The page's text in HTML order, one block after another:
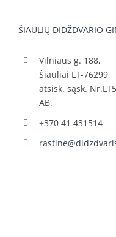
ŠIAULIŲ DIDŽDVARIO
Vilniaus g. 188,
Šiauliai LT-76299,
atsisk. sąsk.
AB.
+370 41 431514